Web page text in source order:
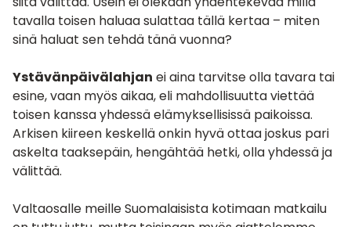
tavalla toisen haluaa sulattaa tällä kertaa – miten
sinä haluat sen tehdä tänä vuonna?
Ystävänpäivälahjan ei aina tarvitse olla tavara tai
esine, vaan myös aikaa, eli mahdollisuutta viettää
toisen kanssa yhdessä elämyksellisissä paikoissa.
Arkisen kiireen keskellä onkin hyvä ottaa joskus pari
askelta taaksepäin, hengähtää hetki, olla yhdessä ja
välittää.
Valtaosalle meille Suomalaisista kotimaan matkailu